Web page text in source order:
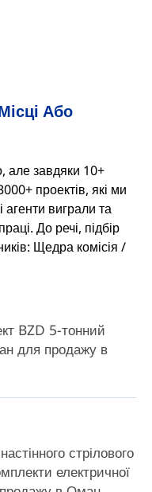
Або
але завдяки 10+
проектів, які ми
агенти виграли та
До речі, підбір
Щедра комісія /
BZD 5-тонний
для продажу в
стрілового
електричної